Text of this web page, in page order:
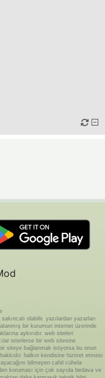
olabilir. yazılardan yazarları
bir kurumun internet üzerinde
aykırıdır. web siteleri
isterlerse bir web sitesine
siteye bağlanmak istiyorsa bu onun
halkın kendisine hizmet etmesi
bilmeyen cahil cühela
koruması için çok sayıda bedava ve